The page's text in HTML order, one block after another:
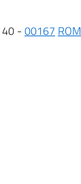
40 - 00167